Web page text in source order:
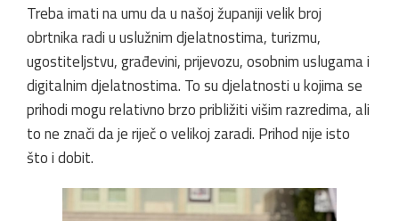
Treba imati na umu da u našoj županiji velik broj
obrtnika radi u uslužnim djelatnostima, turizmu,
ugostiteljstvu, građevini, prijevozu, osobnim uslugama i
digitalnim djelatnostima. To su djelatnosti u kojima se
prihodi mogu relativno brzo približiti višim razredima, ali
to ne znači da je riječ o velikoj zaradi. Prihod nije isto
što i dobit.